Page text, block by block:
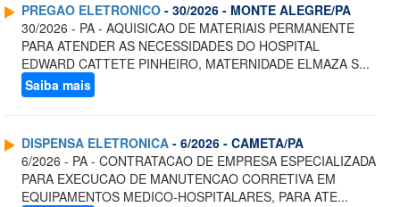
PREGAO ELETRONICO - 30/2026 - MONTE ALEGRE/PA
30/2026 - PA - AQUISICAO DE MATERIAIS PERMANENTE
PARA ATENDER AS NECESSIDADES DO HOSPITAL
EDWARD CATTETE PINHEIRO, MATERNIDADE ELMAZA S...
Saiba mais
DISPENSA ELETRONICA - 6/2026 - CAMETA/PA
6/2026 - PA - CONTRATACAO DE EMPRESA ESPECIALIZADA
PARA EXECUCAO DE MANUTENCAO CORRETIVA EM
EQUIPAMENTOS MEDICO-HOSPITALARES, PARA ATE...